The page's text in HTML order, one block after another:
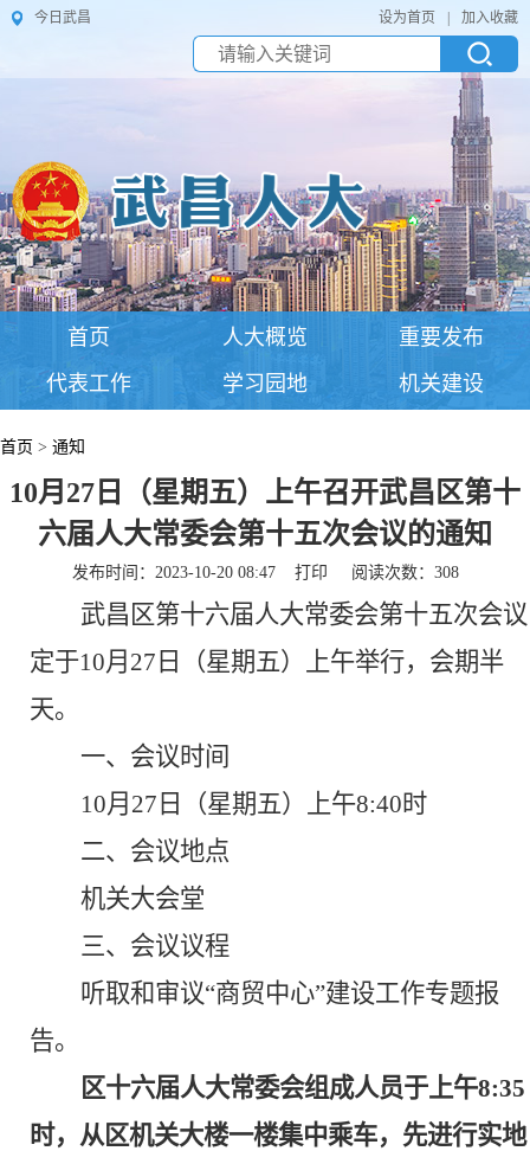
今日武昌 设为首页 加入收藏
首页 人大概览
重要发布
代表工作
学习园地 机关建设
首页 > 通知
10月27日（星期五）上午召开武昌区第十
六届人大常委会第十五次会议的通知
发布时间：2023-10-20 08:47 打印 阅读次数： 308
武昌区第十六届人大常委会第十五次会议
定于10月 27 日（星期五） 上午举行，会期半
天。
一、 会议时间
10月 27 日（星期五）上午8:40时
二、会议地点
机关大会堂
三、会议议程
听取和审议“商贸中心”建设工作专题报
告。
区十六届人大常委会组成人员于上午8:35
时，从区机关大楼一楼集中乘车，先进行实地